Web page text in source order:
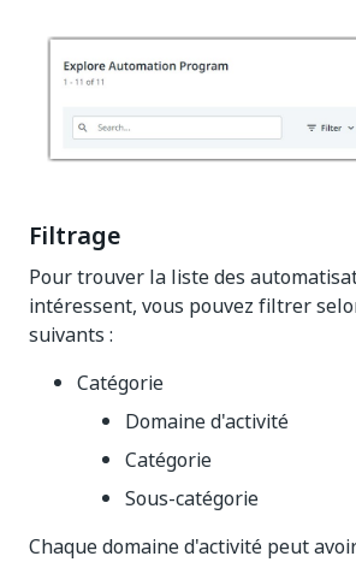
Filtrage
Pour trouver la liste des
intéressent, vous pouvez filtrer
suivants :
Catégorie
Domaine d'activité
Catégorie
Sous-catégorie
Chaque domaine d'activité peut